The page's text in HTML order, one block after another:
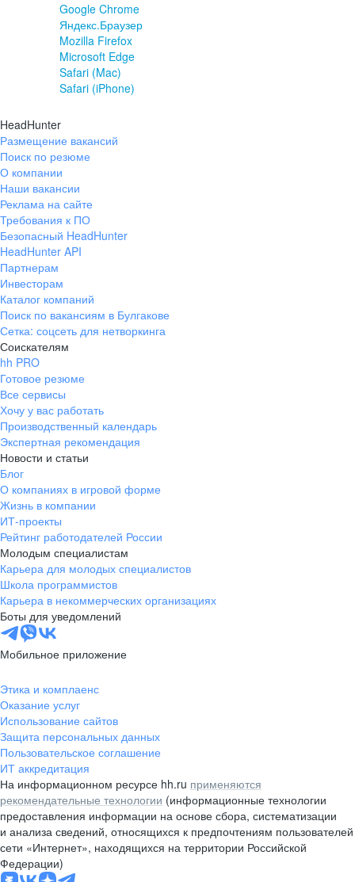
Google Chrome
Яндекс.Браузер
Mozilla Firefox
Microsoft Edge
Safari (Mac)
Safari (iPhone)
HeadHunter
Размещение вакансий
Поиск по резюме
О компании
Наши вакансии
Реклама на сайте
Требования к ПО
Безопасный HeadHunter
HeadHunter API
Партнерам
Инвесторам
Каталог компаний
Поиск по вакансиям в Булгакове
Сетка: соцсеть для нетворкинга
Соискателям
hh PRO
Готовое резюме
Все сервисы
Хочу у вас работать
Производственный календарь
Экспертная рекомендация
Новости и статьи
Блог
О компаниях в игровой форме
Жизнь в компании
ИТ-проекты
Рейтинг работодателей России
Молодым специалистам
Карьера для молодых специалистов
Школа программистов
Карьера в некоммерческих организациях
Боты для уведомлений
Мобильное приложение
Этика и комплаенс
Оказание услуг
Использование сайтов
Защита персональных данных
Пользовательское соглашение
ИТ аккредитация
На информационном ресурсе hh.ru применяются
рекомендательные технологии (информационные технологии
предоставления информации на основе сбора, систематизации
и анализа сведений, относящихся к предпочтениям пользователей
сети «Интернет», находящихся на территории Российской
Федерации)